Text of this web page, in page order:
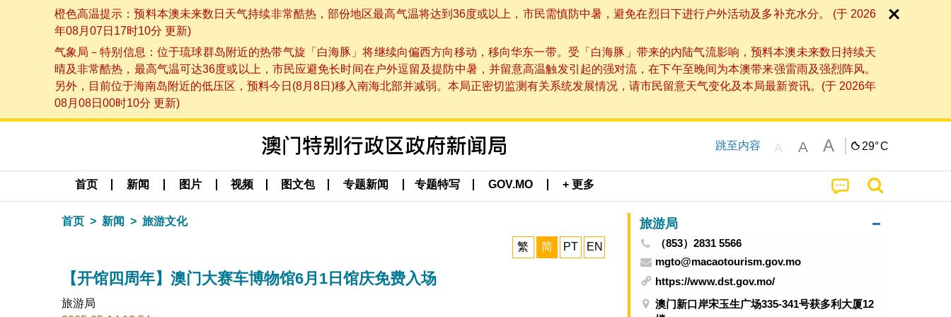
橙色高温提示：预料本澳未来数日天气持续非常酷热，部份地区最高气温将达到36度或以上，市民需慎防中暑，避免在烈日下进行户外活动及多补充水分。 (于 2026
年08月07日17时10分 更新)
气象局－特别信息：位于琉球群岛附近的热带气旋「白海豚」将继续向偏西方向移动，移向华东一带。受「白海豚」带来的内陆气流影响，预料本澳未来数日持续天
晴及非常酷热，最高气温可达36度或以上，市民应避免长时间在户外逗留及提防中暑，并留意高温触发引起的强对流，在下午至晚间为本澳带来强雷雨及强烈阵风。
另外，目前位于海南岛附近的低压区，预料今日(8月8日)移入南海北部并减弱。本局正密切监测有关系统发展情况，请市民留意天气变化及本局最新资讯。(于 2026年
08月08日00时10分 更新)
跳至内容 A A A 29°C
首页 新闻 图片 视频 图文包 专题新闻 专题特写 GOV.MO + 更多
首页 新闻 旅游文化
繁 简 PT EN
【开馆四周年】澳门大赛车博物馆6月1日馆庆免费入场
旅游局
旅游局
（853）2831 5566
mgto@macaotourism.gov.mo
https://www.dst.gov.mo/
澳门新口岸宋玉生广场335-341号获多利大厦12